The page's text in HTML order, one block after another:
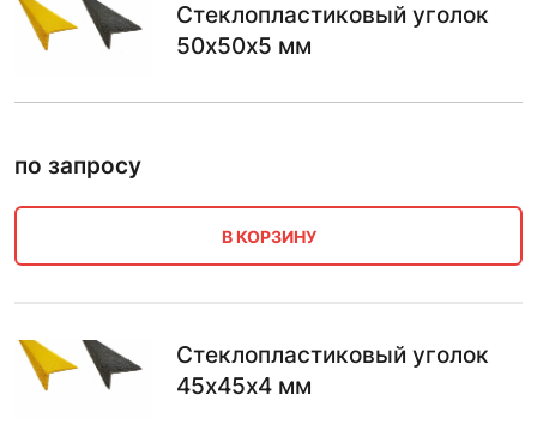
Стеклопластиковый уголок
50х50х5 мм
по запросу
В КОРЗИНУ
Стеклопластиковый уголок
45х45х4 мм